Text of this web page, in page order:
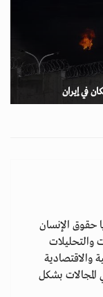
في إيران
حقوق الإنسان
والتحليلات
والاقتصادية
بشكل